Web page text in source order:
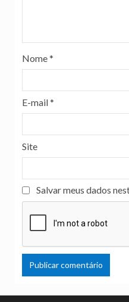
Nome*
E-mail*
Site
Salvar meus dados